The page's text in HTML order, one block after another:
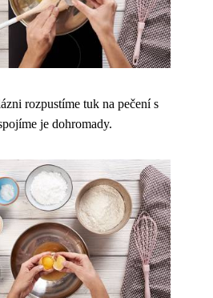
rozpustíme tuk na pečení s
je dohromady.